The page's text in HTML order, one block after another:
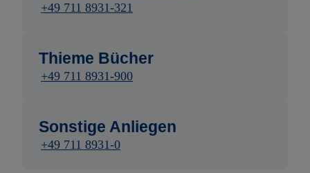
+49 711 8931-321
Thieme Bücher
+49 711 8931-900
Sonstige Anliegen
+49 711 8931-0